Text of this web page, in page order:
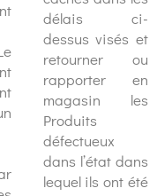
délais ci-
dessus visés et
retourner ou
rapporter en
magasin les
Produits
défectueux
dans l’état dans
lequel ils ont été